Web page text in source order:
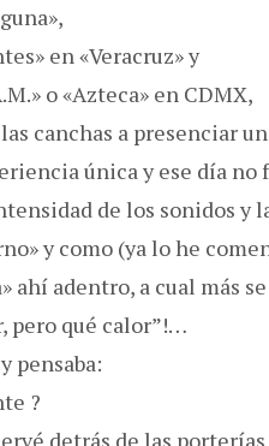
en «Veracruz» y
o «Azteca» en CDMX,
canchas a presenciar
única y ese día no
de los sonidos y
y como (ya lo he
ahí adentro, a cual más
pero qué calor”!…
pensaba:
?
detrás de las